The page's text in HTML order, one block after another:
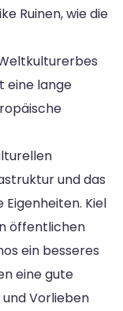
Ruinen, wie die
eine lange
und das
Kiel
öffentlichen
ein besseres
eine gute
Vorlieben